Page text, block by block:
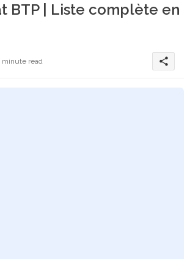
BTP | Liste complète en
minute read share